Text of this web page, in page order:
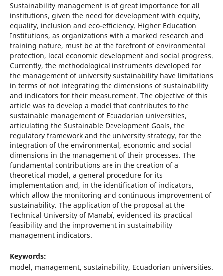
Sustainability management is of great importance for all
institutions, given the need for development with equity,
equality, inclusion and eco-efficiency. Higher Education
Institutions, as organizations with a marked research and
training nature, must be at the forefront of environmental
protection, local economic development and social progress.
Currently, the methodological instruments developed for
the management of university sustainability have limitations
in terms of not integrating the dimensions of sustainability
and indicators for their measurement. The objective of this
article was to develop a model that contributes to the
sustainable management of Ecuadorian universities,
articulating the Sustainable Development Goals, the
regulatory framework and the university strategy, for the
integration of the environmental, economic and social
dimensions in the management of their processes. The
fundamental contributions are in the creation of a
theoretical model, a general procedure for its
implementation and, in the identification of indicators,
which allow the monitoring and continuous improvement of
sustainability. The application of the proposal at the
Technical University of Manabí, evidenced its practical
feasibility and the improvement in sustainability
management indicators.
Keywords:
model, management, sustainability, Ecuadorian universities.